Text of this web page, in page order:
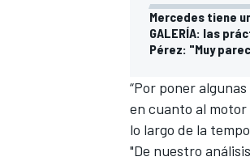
Mercedes tiene
GALERÍA: las
Pérez: "Muy
“Por poner
en cuanto al motor
lo largo de la
"De nuestro